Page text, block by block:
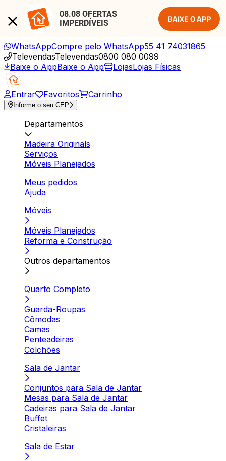
08.08 OFERTAS
IMPERDÍVEIS
BAIXE O APP
WhatsAppCompre pelo WhatsApp55 41 74031865
TelevendasTelevendas0800 080 0099
Baixe o AppBaixe o App LojasLojas Físicas
Entrar Favoritos Carrinho
Informe o seu CEP
Departamentos
Madeira Originals
Serviços
Móveis Planejados
Meus pedidos
Ajuda
Móveis
Móveis Planejados
Reforma e Construção
Outros departamentos
Quarto Completo
Guarda-Roupas
Cômodas
Camas
Penteadeiras
Colchões
Sala de Jantar
Conjuntos para Sala de Jantar
Mesas para Sala de Jantar
Cadeiras para Sala de Jantar
Buffet
Cristaleiras
Sala de Estar